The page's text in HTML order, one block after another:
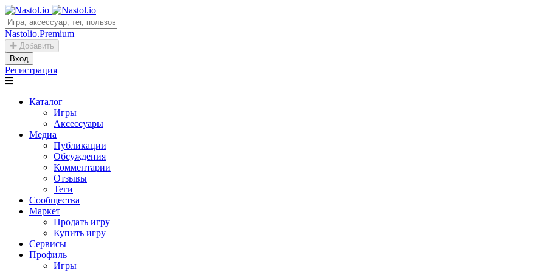
Nastolio.Premium
Добавить
Вход
Регистрация
Каталог
Игры
Аксессуары
Медиа
Публикации
Обсуждения
Комментарии
Отзывы
Теги
Сообщества
Маркет
Продать игру
Купить игру
Сервисы
Профиль
Игры